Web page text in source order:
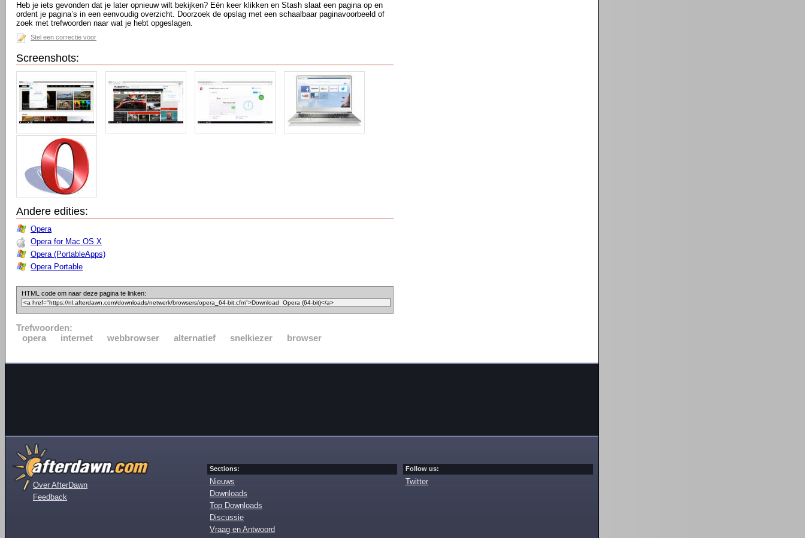
Heb je iets gevonden dat je later opnieuw wilt bekijken? Eén keer klikken en Stash slaat een pagina op en
ordent je pagina’s in een eenvoudig overzicht. Doorzoek de opslag met een schaalbaar paginavoorbeeld of
zoek met trefwoorden naar wat je hebt opgeslagen.
Stel een correctie voor
Screenshots:
Andere edities:
Opera
Opera for Mac OS X
Opera (PortableApps)
Opera Portable
HTML code om naar deze pagina te linken:
Trefwoorden:
opera
internet webbrowser alternatief snelkiezer browser
Over AfterDawn
Feedback
Sections:
Nieuws
Downloads
Top Downloads
Discussie
Vraag en Antwoord
Follow us:
Twitter